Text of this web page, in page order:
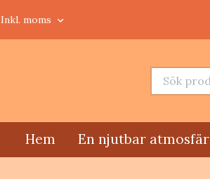
Inkl. moms
Hem En njutbar atmosfär